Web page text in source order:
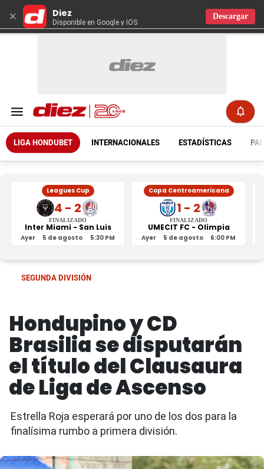
× Diez
Disponible en Google y IOS
Descargar
LIGA HONDUBET INTERNACIONALES ESTADÍSTICAS
Leagues Cup
4 - 2
FINALIZADO
Inter Miami - San Luis
Ayer 5 de agosto 5:30 PM
Copa Centroamericana
1 - 2
FINALIZADO
UMECIT FC - Olimpia
Ayer 5 de agosto 6:00 PM
SEGUNDA DIVISIÓN
Hondupino y CD
Brasilia se disputarán
el título del Clausaura
de Liga de Ascenso
Estrella Roja esperará por uno de los dos para la
finalísima rumbo a primera división.